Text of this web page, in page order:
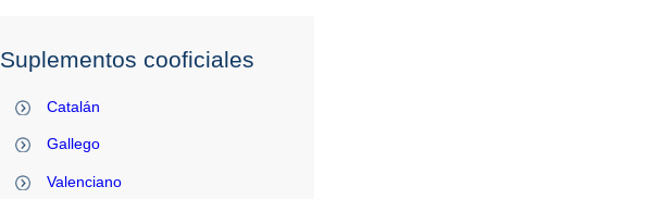
Suplementos cooficiales
Catalán
Gallego
Valenciano